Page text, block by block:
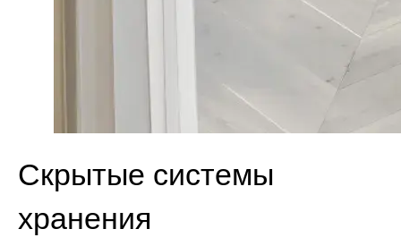
Скрытые системы
хранения